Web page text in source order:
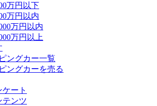
万円以下
万円以内
万円以内
万円以上
ングカー一覧
ングカーを売る
ート
テンツ